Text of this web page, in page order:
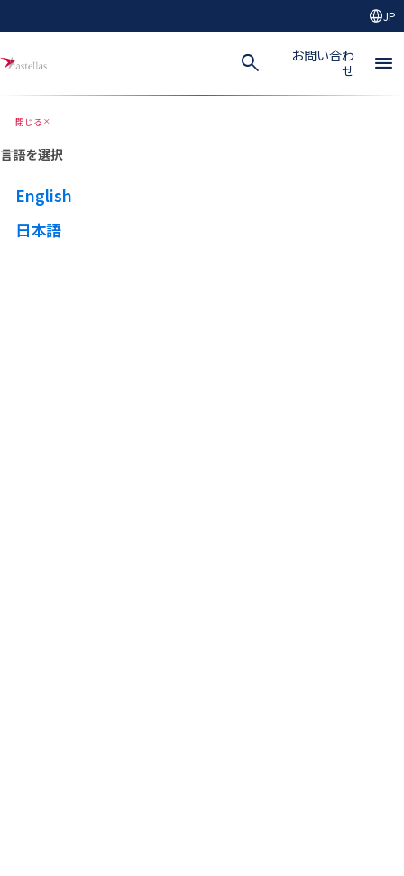
languageJP
search
お問い合わ
せ
menu
閉じる close
言語を選択
English
日本語